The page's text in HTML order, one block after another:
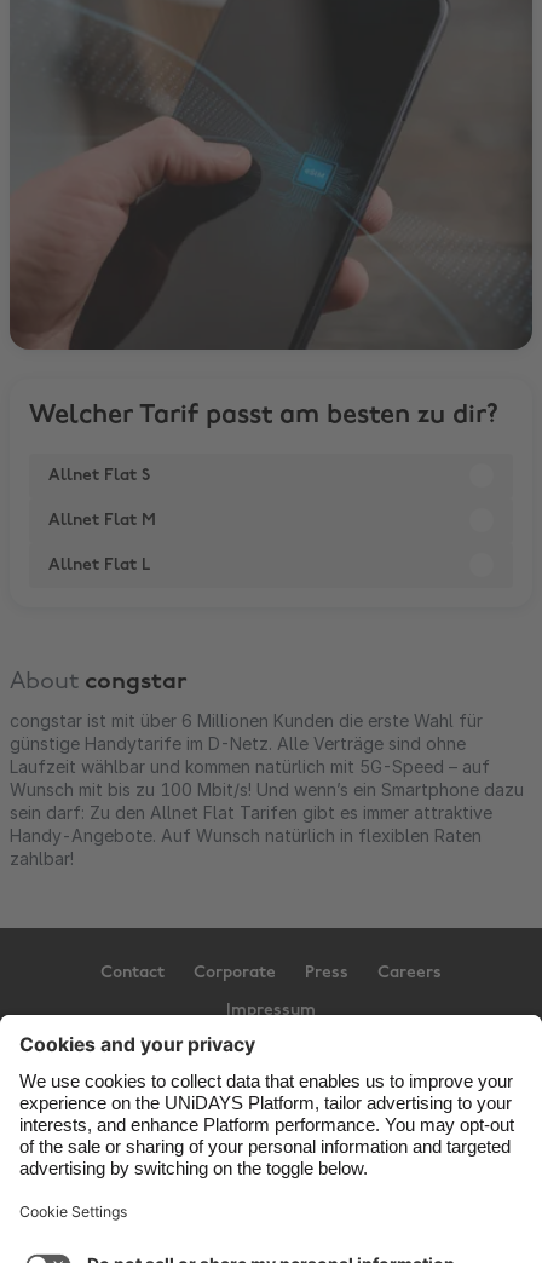
Welcher Tarif passt am besten zu dir?
Allnet Flat S
Allnet Flat M
Allnet Flat L
About congstar
congstar ist mit über 6 Millionen Kunden die erste Wahl für
günstige Handytarife im D-Netz. Alle Verträge sind ohne
Laufzeit wählbar und kommen natürlich mit 5G-Speed – auf
Wunsch mit bis zu 100 Mbit/s! Und wenn’s ein Smartphone dazu
sein darf: Zu den Allnet Flat Tarifen gibt es immer attraktive
Handy-Angebote. Auf Wunsch natürlich in flexiblen Raten
zahlbar!
Contact Corporate Press Careers
Impressum